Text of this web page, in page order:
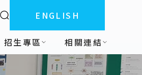
全站搜索ENGLISH
招生專區 相關連結